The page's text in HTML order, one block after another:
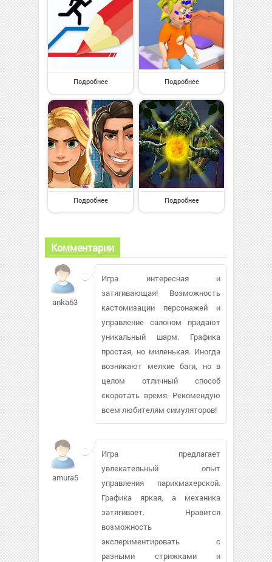
Подробнее Подробнее
Подробнее Подробнее
Комментарии
anka636752
Игра интересная и
затягивающая! Возможность
кастомизации персонажей и
управление салоном придают
уникальный шарм. Графика
простая, но миленькая. Иногда
возникают мелкие баги, но в
целом отличный способ
скоротать время. Рекомендую
всем любителям симуляторов!
amura521
Игра предлагает
увлекательный опыт
управления парикмахерской.
Графика яркая, а механика
затягивает. Нравится
возможность
экспериментировать с
разными стрижками и